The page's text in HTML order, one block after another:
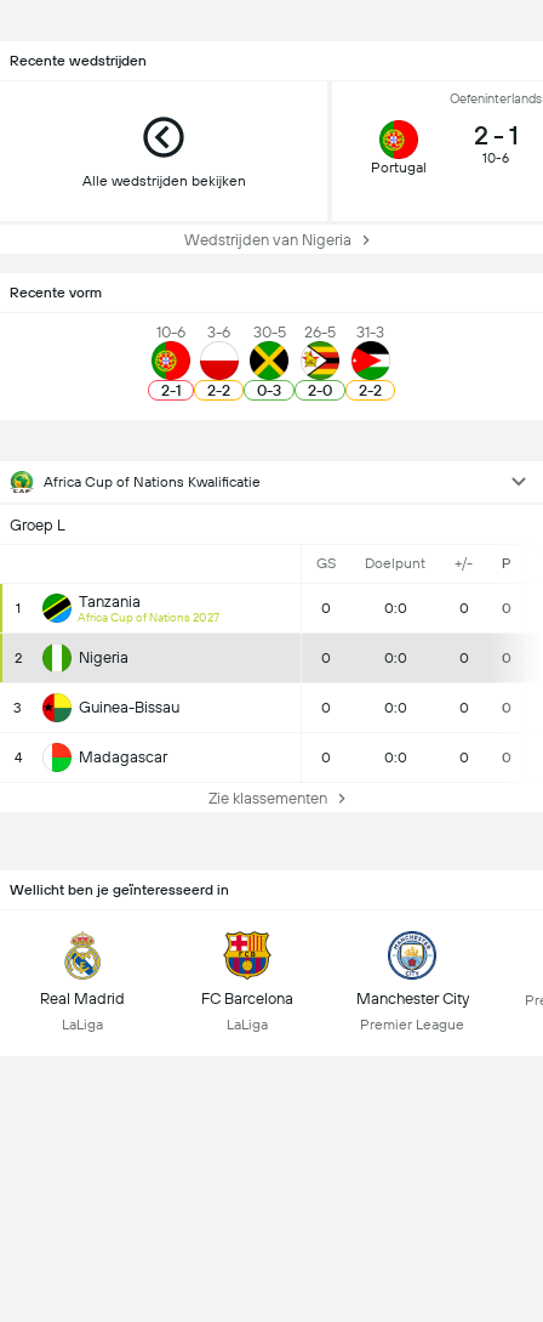
Recente wedstrijden
Alle wedstrijden bekijken
Oefeninterlands
Portugal
2 - 1
10-6
Wedstrijden van Nigeria
Recente vorm
10-6
2-1
3-6
2-2
30-5
0-3
26-5
2-0
31-3
2-2
Africa Cup of Nations Kwalificatie
Groep L
GS Doelpunt +/- P
1 Tanzania
Africa Cup of Nations 2027
0 0:0 0 0
2 Nigeria 0 0:0 0 0
3 Guinea-Bissau 0 0:0 0 0
4 Madagascar 0 0:0 0 0
Zie klassementen
Wellicht ben je geïnteresseerd in
Real Madrid
LaLiga
FC Barcelona
LaLiga
Manchester City
Premier League